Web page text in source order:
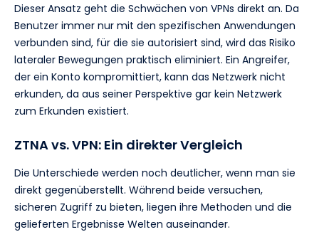
Dieser Ansatz geht die Schwächen von VPNs direkt an. Da
Benutzer immer nur mit den spezifischen Anwendungen
verbunden sind, für die sie autorisiert sind, wird das Risiko
lateraler Bewegungen praktisch eliminiert. Ein Angreifer,
der ein Konto kompromittiert, kann das Netzwerk nicht
erkunden, da aus seiner Perspektive gar kein Netzwerk
zum Erkunden existiert.
ZTNA vs. VPN: Ein direkter Vergleich
Die Unterschiede werden noch deutlicher, wenn man sie
direkt gegenüberstellt. Während beide versuchen,
sicheren Zugriff zu bieten, liegen ihre Methoden und die
gelieferten Ergebnisse Welten auseinander.